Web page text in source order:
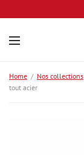
Home / Nos collections
tout acier